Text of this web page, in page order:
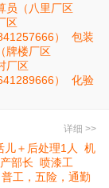
员（八里厂区
区
）
包装
牌楼厂区
厂区
）
化验
详细 >>
儿＋后处理1人
机
部长 喷漆工
工，五险，通勤